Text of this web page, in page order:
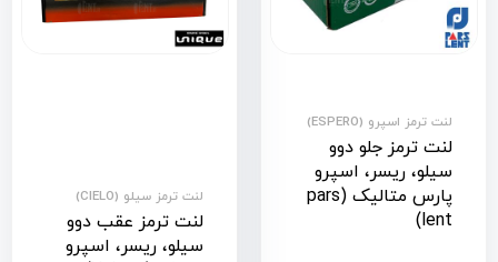
لنت ترمز اسپرو (ESPERO)
لنت ترمز جلو دوو
سیلو، ریسر، اسپرو
پارس متالیک (pars
lent)
لنت ترمز سیلو (CIELO)
لنت ترمز عقب دوو
سیلو، ریسر، اسپرو